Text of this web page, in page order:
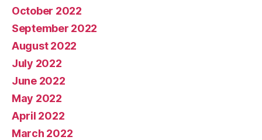
October 2022
September 2022
August 2022
July 2022
June 2022
May 2022
April 2022
March 2022